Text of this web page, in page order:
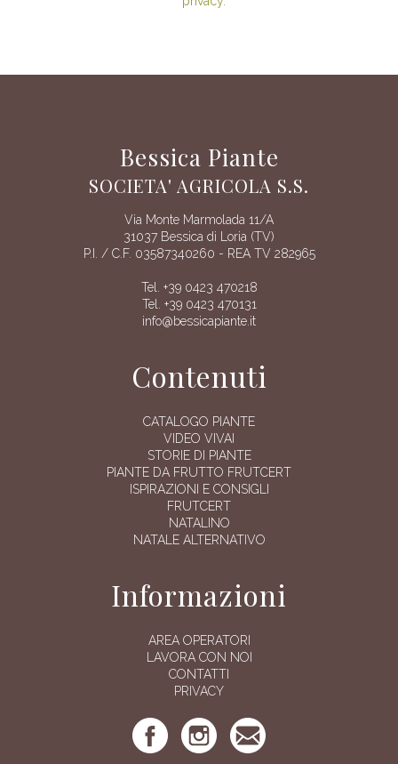
Bessica Piante
SOCIETA' AGRICOLA S.S.
Via Monte Marmolada 11/A
31037 Bessica di Loria (TV)
P.I. / C.F. 03587340260 - REA TV 282965
Tel. +39 0423 470218
Tel. +39 0423 470131
info@bessicapiante.it
Contenuti
CATALOGO PIANTE
VIDEO VIVAI
STORIE DI PIANTE
PIANTE DA FRUTTO FRUTCERT
ISPIRAZIONI E CONSIGLI
FRUTCERT
NATALINO
NATALE ALTERNATIVO
Informazioni
AREA OPERATORI
LAVORA CON NOI
CONTATTI
PRIVACY